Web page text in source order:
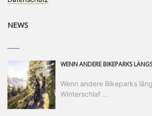
NEWS
Wenn andere Bikeparks
Winterschlaf ...